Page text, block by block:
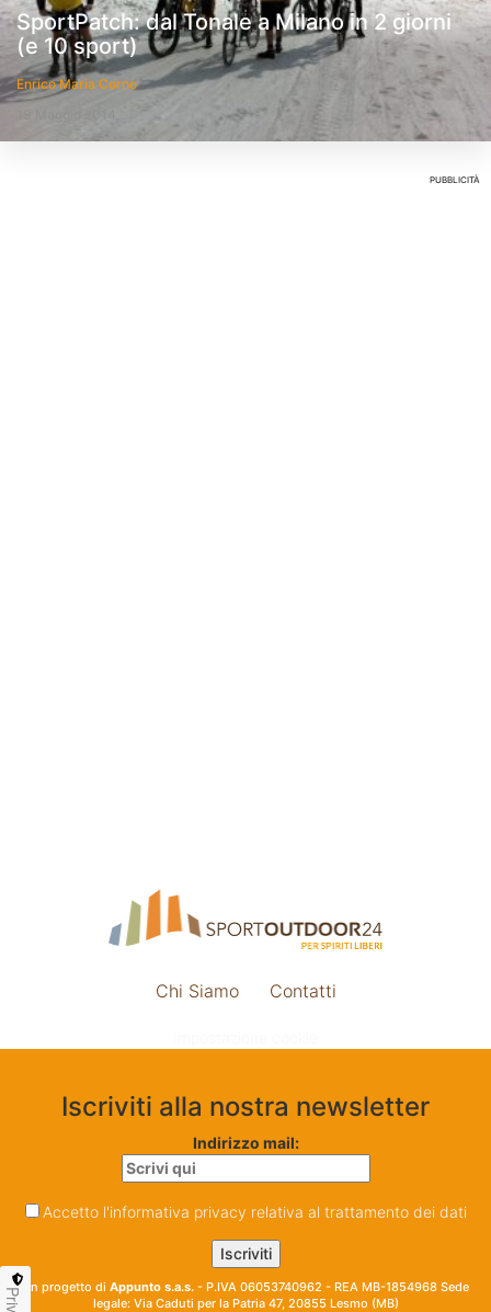
SportPatch: dal Tonale a Milano in 2 giorni
(e 10 sport)
Enrico Maria Corno
PUBBLICITÀ
Chi Siamo Contatti
Iscriviti alla nostra newsletter
Indirizzo mail:
Accetto l'informativa privacy relativa al trattamento dei dati
Un progetto di Appunto s.a.s. - P.IVA 06053740962 - REA MB-1854968 Sede
legale: Via Caduti per la Patria 47, 20855 Lesmo (MB)